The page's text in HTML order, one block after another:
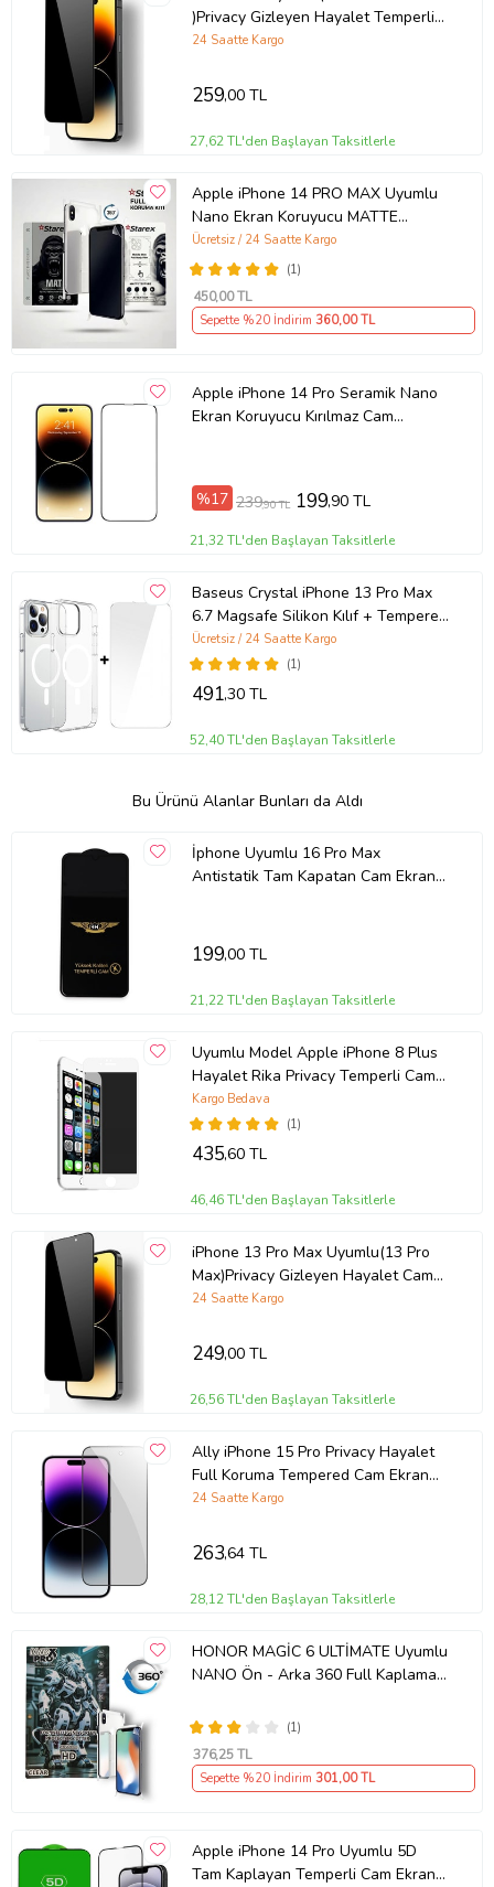
)Privacy Gizleyen Hayalet Temperli
Cam Ekran Koruyucu (Siyah)
24 Saatte Kargo
259,00 TL
27,62 TL'den Başlayan Taksitlerle
Apple iPhone 14 PRO MAX Uyumlu
Nano Ekran Koruyucu MATTE
HAYALET - Full Arka Kaplama 360
Koruma STAREX
(1)
Ücretsiz / 24 Saatte Kargo
450,00 TL
Sepette %20 İndirim 360,00 TL
Apple iPhone 14 Pro Seramik Nano
Ekran Koruyucu Kırılmaz Cam
%17 239,90 TL 199,90 TL
21,32 TL'den Başlayan Taksitlerle
Baseus Crystal iPhone 13 Pro Max
6.7 Magsafe Silikon Kılıf + Tempered
Ekran Koruyucu Set (Şeffaf)
(1)
Ücretsiz / 24 Saatte Kargo
491,30 TL
52,40 TL'den Başlayan Taksitlerle
Bu Ürünü Alanlar Bunları da Aldı
İphone Uyumlu 16 Pro Max
Antistatik Tam Kapatan Cam Ekran
199,00 TL
21,22 TL'den Başlayan Taksitlerle
Uyumlu Model Apple iPhone 8 Plus
Hayalet Rika Privacy Temperli Cam
Ekran Koruyucu (Beyaz)
(1)
Kargo Bedava
435,60 TL
46,46 TL'den Başlayan Taksitlerle
iPhone 13 Pro Max Uyumlu(13 Pro
Max)Privacy Gizleyen Hayalet Cam
Ekran Koruyucu (Siyah)
24 Saatte Kargo
249,00 TL
26,56 TL'den Başlayan Taksitlerle
Ally iPhone 15 Pro Privacy Hayalet
Full Koruma Tempered Cam Ekran
Koruyucu (Siyah)
24 Saatte Kargo
263,64 TL
28,12 TL'den Başlayan Taksitlerle
HONOR MAGİC 6 ULTİMATE Uyumlu
NANO Ön - Arka 360 Full Kaplama
MAXXPRO
(1)
376,25 TL
Sepette %20 İndirim 301,00 TL
Apple iPhone 14 Pro Uyumlu 5D
Tam Kaplayan Temperli Cam Ekran